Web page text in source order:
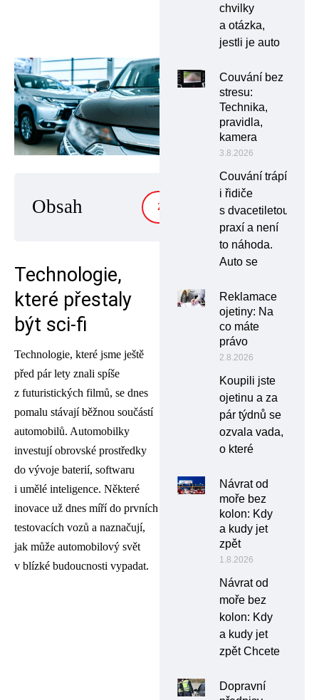
Obsah ZOBRAZIT
Technologie,
které přestaly
být sci-fi
Technologie, které jsme ještě
před pár lety znali spíše
z futuristických filmů, se dnes
pomalu stávají běžnou součástí
automobilů. Automobilky
investují obrovské prostředky
do vývoje baterií, softwaru
i umělé inteligence. Některé
inovace už dnes míří do prvních
testovacích vozů a naznačují,
jak může automobilový svět
v blízké budoucnosti vypadat.
chvilky
a otázka,
jestli je auto
Couvání bez
stresu:
Technika,
pravidla,
kamera
3.8.2026
Couvání trápí
i řidiče
s dvacetiletou
praxí a není
to náhoda.
Auto se
Reklamace
ojetiny: Na
co máte
právo
2.8.2026
Koupili jste
ojetinu a za
pár týdnů se
ozvala vada,
o které
Návrat od
moře bez
kolon: Kdy
a kudy jet
zpět
1.8.2026
Návrat od
moře bez
kolon: Kdy
a kudy jet
zpět Chcete
Dopravní